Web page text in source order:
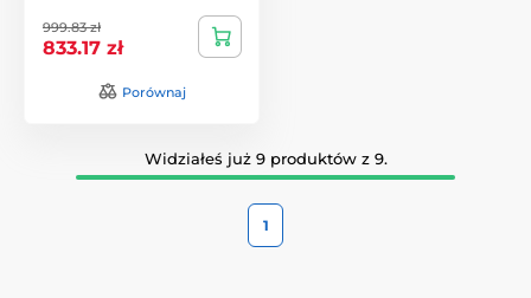
999.83 zł
833.17 zł
Porównaj
Widziałeś już 9 produktów z 9.
1